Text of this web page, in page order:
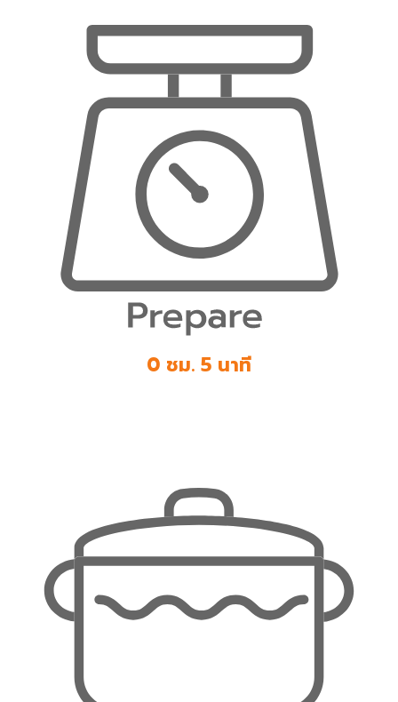
0 ชม. 5 นาที